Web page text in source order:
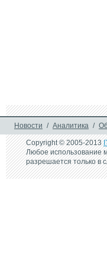
Новости / Аналитика /
Copyright © 2005-2013
Любое использование
разрешается только в